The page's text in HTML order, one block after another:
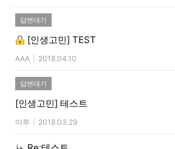
답변대기
[인생고민] TEST
AAA 2018.04.10
답변대기
[인생고민] 테스트
마루 2018.03.29